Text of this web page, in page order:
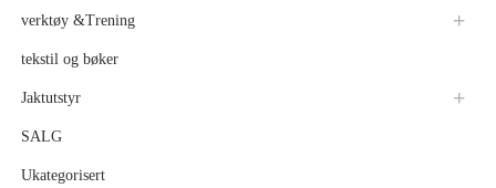
verktøy &Trening
tekstil og bøker
Jaktutstyr
SALG
Ukategorisert